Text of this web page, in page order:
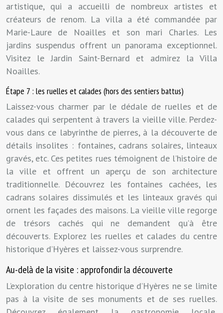
artistique, qui a accueilli de nombreux artistes et
créateurs de renom. La villa a été commandée par
Marie-Laure de Noailles et son mari Charles. Les
jardins suspendus offrent un panorama exceptionnel.
Visitez le Jardin Saint-Bernard et admirez la Villa
Noailles.
Étape 7 : les ruelles et calades (hors des sentiers battus)
Laissez-vous charmer par le dédale de ruelles et de
calades qui serpentent à travers la vieille ville. Perdez-
vous dans ce labyrinthe de pierres, à la découverte de
détails insolites : fontaines, cadrans solaires, linteaux
gravés, etc. Ces petites rues témoignent de l’histoire de
la ville et offrent un aperçu de son architecture
traditionnelle. Découvrez les fontaines cachées, les
cadrans solaires dissimulés et les linteaux gravés qui
ornent les façades des maisons. La vieille ville regorge
de trésors cachés qui ne demandent qu’à être
découverts. Explorez les ruelles et calades du centre
historique d’Hyères et laissez-vous surprendre.
Au-delà de la visite : approfondir la découverte
L’exploration du centre historique d’Hyères ne se limite
pas à la visite de ses monuments et de ses ruelles.